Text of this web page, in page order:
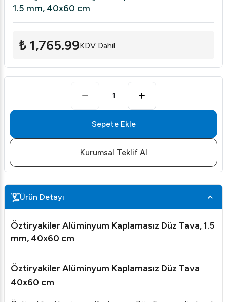
1.5 mm, 40x60 cm
₺ 1,765.99KDV Dahil
1
Sepete Ekle
Kurumsal Teklif Al
Ürün Detayı
Öztiryakiler Alüminyum Kaplamasız Düz Tava, 1.5
mm, 40x60 cm
Öztiryakiler Alüminyum Kaplamasız Düz Tava
40x60 cm